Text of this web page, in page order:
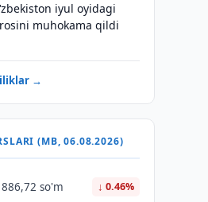
iyul oyidagi
muhokama qildi
→
(MB, 06.08.2026)
so'm ↓ 0.46%